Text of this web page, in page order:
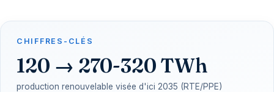
CHIFFRES-CLÉS
120 → 270-320 TWh
production renouvelable visée d'ici 2035 (RTE/PPE)